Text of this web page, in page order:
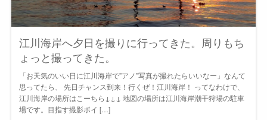
江川海岸へ夕日を撮りに行ってきた。周りもち
ょっと撮ってきた。
「お天気のいい日に江川海岸で”アノ”写真が撮れたらいいなー」なんて
思ってたら、 先日チャンス到来！行くぜ！江川海岸！ ってなわけで、
江川海岸の場所はこーちら↓↓↓ 地図の場所は江川海岸潮干狩場の駐車
場です。目指す撮影ポイ […]